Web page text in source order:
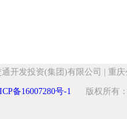
开发投资(集团)有限公司 重庆
备16007280号-1 版权所有：